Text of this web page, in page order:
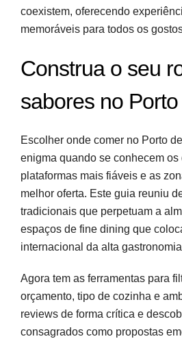
coexistem, oferecendo
memoráveis para todos os
Construa o seu
sabores no Porto
Escolher onde comer no Porto
enigma quando se conhecem os
plataformas mais fiáveis e as
melhor oferta. Este guia reuniu
tradicionais que perpetuam a
espaços de fine dining que
internacional da alta
Agora tem as ferramentas para
orçamento, tipo de cozinha e
reviews de forma crítica e
consagrados como propostas